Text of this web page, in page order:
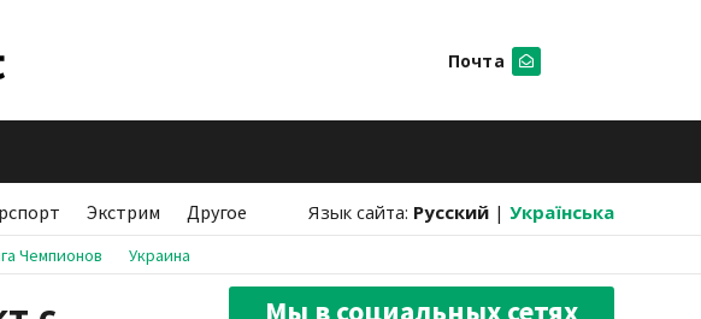
Почта
Экстрим Другое Язык сайта: Русский | Українська
Чемпионов Украина
Мы в социальных сетях